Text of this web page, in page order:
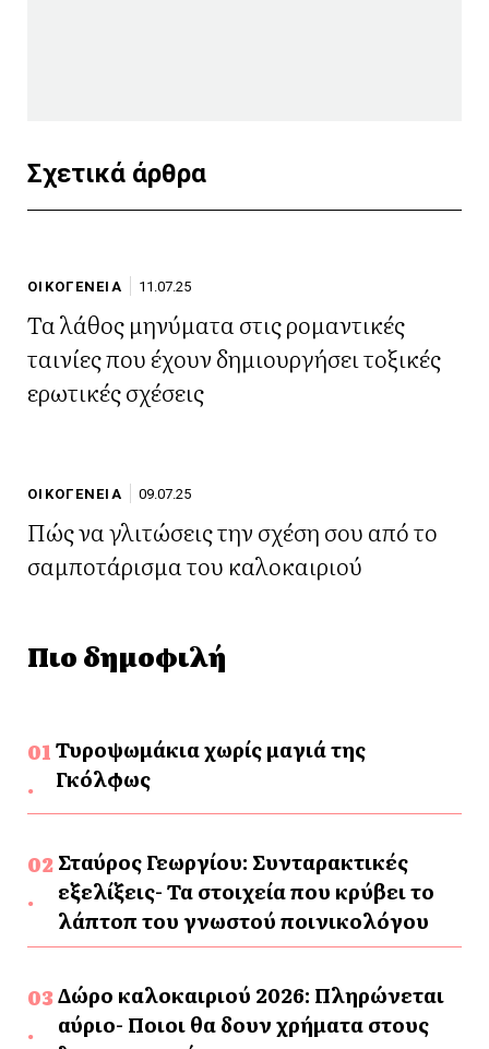
Σχετικά άρθρα
ΟΙΚΟΓΕΝΕΙΑ 11.07.25
Τα λάθος μηνύματα στις ρομαντικές
ταινίες που έχουν δημιουργήσει τοξικές
ερωτικές σχέσεις
ΟΙΚΟΓΕΝΕΙΑ 09.07.25
Πώς να γλιτώσεις την σχέση σου από το
σαμποτάρισμα του καλοκαιριού
Πιο δημοφιλή
Τυροψωμάκια χωρίς μαγιά της
Γκόλφως
Σταύρος Γεωργίου: Συνταρακτικές
εξελίξεις- Τα στοιχεία που κρύβει το
λάπτοπ του γνωστού ποινικολόγου
Δώρο καλοκαιριού 2026: Πληρώνεται
αύριο- Ποιοι θα δουν χρήματα στους